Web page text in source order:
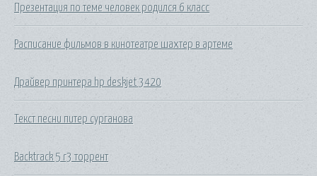
Презентация по теме человек родился 6 класс
Расписание фильмов в кинотеатре шахтер в артеме
Драйвер принтера hp deskjet 3420
Текст песни питер сурганова
Backtrack 5 r3 торрент